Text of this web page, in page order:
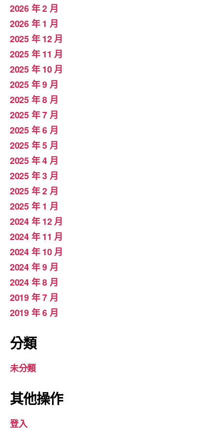
2026 年 2 月
2026 年 1 月
2025 年 12 月
2025 年 11 月
2025 年 10 月
2025 年 9 月
2025 年 8 月
2025 年 7 月
2025 年 6 月
2025 年 5 月
2025 年 4 月
2025 年 3 月
2025 年 2 月
2025 年 1 月
2024 年 12 月
2024 年 11 月
2024 年 10 月
2024 年 9 月
2024 年 8 月
2019 年 7 月
2019 年 6 月
分類
未分類
其他操作
登入